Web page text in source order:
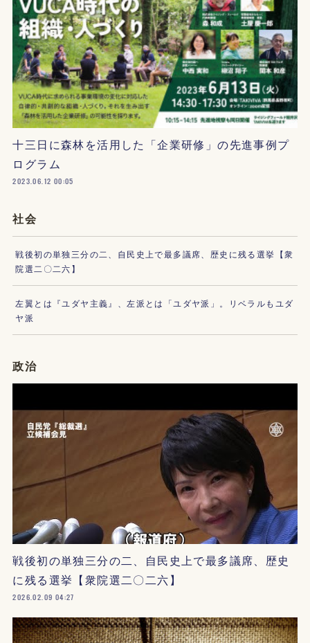
十三日に森林を活用した「企業研修」の先進事例プ
ログラム
2023.06.12 00:05
社会
戦後初の単独三分の二、自民史上で最多議席、歴史に残る選挙【衆
院選二〇二六】
左翼とは『ユダヤ主義』、左派とは「ユダヤ派」。リベラルもユダ
ヤ派
政治
戦後初の単独三分の二、自民史上で最多議席、歴史
に残る選挙【衆院選二〇二六】
2026.02.09 04:27